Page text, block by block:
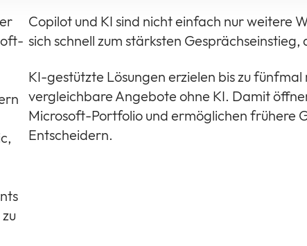
Copilot und KI sind nicht einfach nur weitere
sich schnell zum stärksten
KI-gestützte Lösungen erzielen bis zu
vergleichbare Angebote ohne KI. Damit
Microsoft-Portfolio und ermöglichen frühere
Entscheidern.